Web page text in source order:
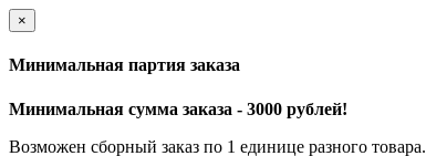
×
Минимальная партия заказа
Минимальная сумма заказа - 3000 рублей!
Возможен сборный заказ по 1 единице разного товара.